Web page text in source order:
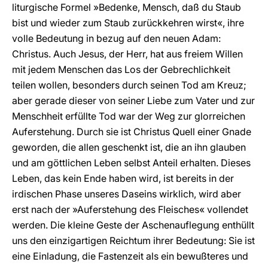
liturgische Formel »Bedenke, Mensch, daß du Staub
bist und wieder zum Staub zurückkehren wirst«, ihre
volle Bedeutung in bezug auf den neuen Adam:
Christus. Auch Jesus, der Herr, hat aus freiem Willen
mit jedem Menschen das Los der Gebrechlichkeit
teilen wollen, besonders durch seinen Tod am Kreuz;
aber gerade dieser von seiner Liebe zum Vater und zur
Menschheit erfüllte Tod war der Weg zur glorreichen
Auferstehung. Durch sie ist Christus Quell einer Gnade
geworden, die allen geschenkt ist, die an ihn glauben
und am göttlichen Leben selbst Anteil erhalten. Dieses
Leben, das kein Ende haben wird, ist bereits in der
irdischen Phase unseres Daseins wirklich, wird aber
erst nach der »Auferstehung des Fleisches« vollendet
werden. Die kleine Geste der Aschenauflegung enthüllt
uns den einzigartigen Reichtum ihrer Bedeutung: Sie ist
eine Einladung, die Fastenzeit als ein bewußteres und